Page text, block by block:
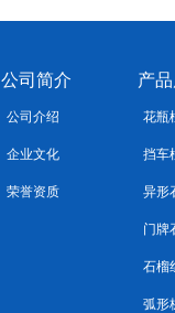
公司简介
公司介绍
企业文化
荣誉资质
产
花瓶
挡车
异形
门牌
石榴
弧形